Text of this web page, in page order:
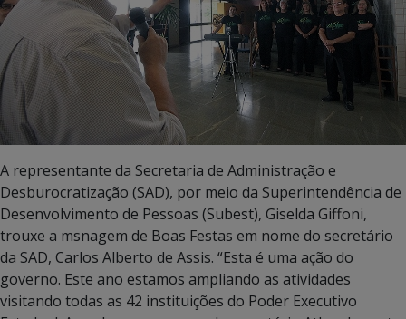
A representante da Secretaria de Administração e
Desburocratização (SAD), por meio da Superintendência de
Desenvolvimento de Pessoas (Subest), Giselda Giffoni,
trouxe a msnagem de Boas Festas em nome do secretário
da SAD, Carlos Alberto de Assis. “Esta é uma ação do
governo. Este ano estamos ampliando as atividades
visitando todas as 42 instituições do Poder Executivo